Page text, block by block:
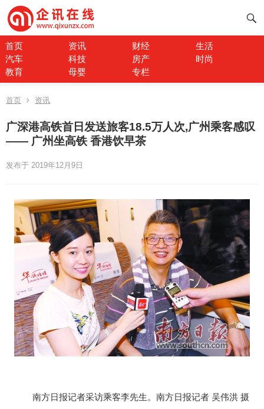
首页 资讯 财经
生活
汽车
科技 房产
时尚
教育
母婴 专栏
首页 资讯
广深港高铁首日发送旅客18.5万人次,广州乘客感叹
—— 广州坐高铁 香港饮早茶
发布于 2019年12月9日
南方日报记者采访乘客李先生。南方日报记者 吴伟洪 摄